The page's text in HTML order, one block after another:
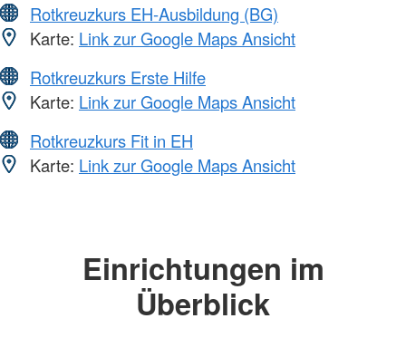
Rotkreuzkurs EH-Ausbildung (BG)
Karte: Link zur Google Maps Ansicht
Rotkreuzkurs Erste Hilfe
Karte: Link zur Google Maps Ansicht
Rotkreuzkurs Fit in EH
Karte: Link zur Google Maps Ansicht
Einrichtungen im
Überblick